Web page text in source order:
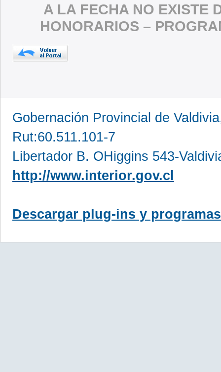
A LA FECHA NO EXISTE
HONORARIOS –
Gobernación Provincial de
Rut:60.511.101-7
Libertador B. OHiggins 543-
http://www.interior.gov.cl
Descargar plug-ins y